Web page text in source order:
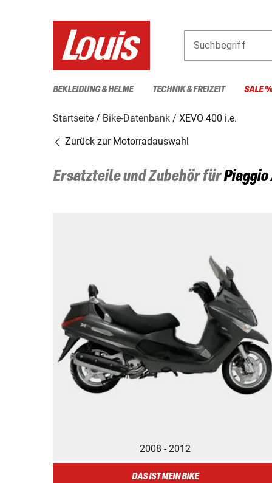
Suchbegriff
BEKLEIDUNG & HELME TECHNIK & FREIZEIT SALE %
Startseite Bike-Datenbank
XEVO 400 i.e.
Zurück zur Motorradauswahl
Ersatzteile und Zubehör fürPiaggio
2008 - 2012
DAS IST MEIN BIKE